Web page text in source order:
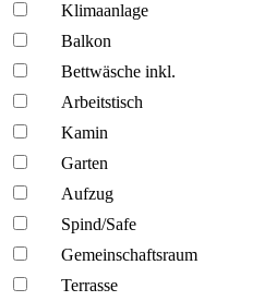
Klima­anlage
Balkon
Bettwäsche inkl.
Arbeitstisch
Kamin
Garten
Aufzug
Spind/Safe
Gemeinschafts­raum
Terrasse